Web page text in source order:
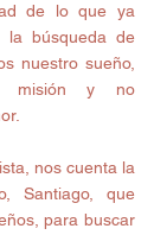
de lo que ya
la búsqueda de
nuestro sueño,
misión y no
nos cuenta la
Santiago, que
para buscar